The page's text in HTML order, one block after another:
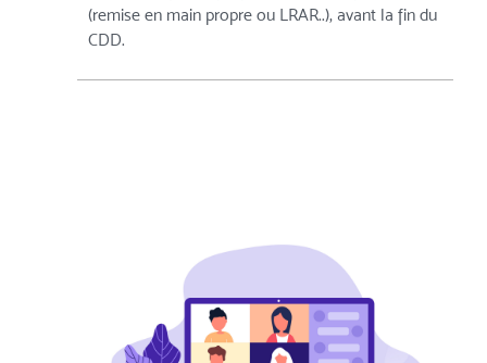
(remise en main propre ou LRAR..), avant la fin du
CDD.